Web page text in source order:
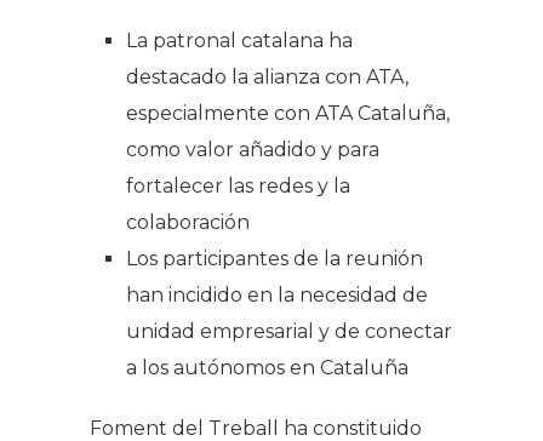
La patronal catalana ha
destacado la alianza con ATA,
especialmente con ATA Cataluña,
como valor añadido y para
fortalecer las redes y la
colaboración
Los participantes de la reunión
han incidido en la necesidad de
unidad empresarial y de conectar
a los autónomos en Cataluña
Foment del Treball ha constituido